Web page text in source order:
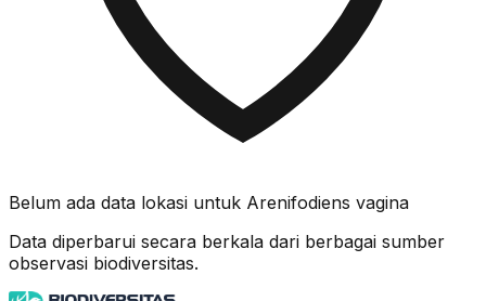
Belum ada data lokasi untuk Arenifodiens vagina
Data diperbarui secara berkala dari berbagai sumber
observasi biodiversitas.